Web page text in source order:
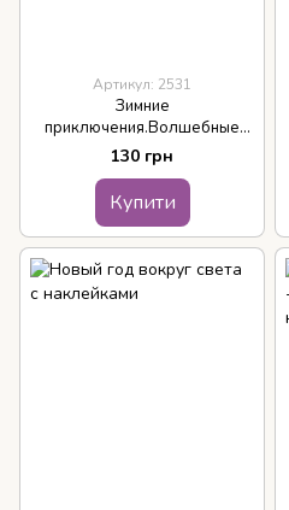
Артикул: 2531
Зимние
приключения.Волшебные
новогодние забавы
130 грн
Купити